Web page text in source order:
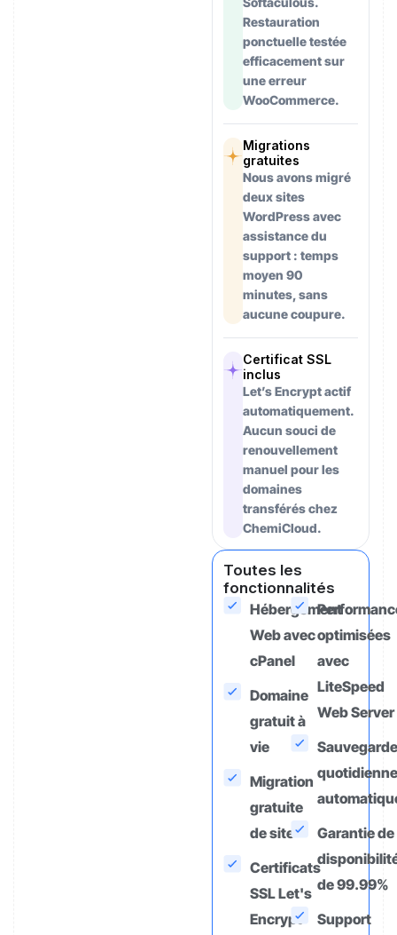
Restauration
ponctuelle testée
efficacement sur
une erreur
WooCommerce.
Migrations
gratuites
Nous avons migré
deux sites
WordPress avec
assistance du
support : temps
moyen 90
minutes, sans
aucune coupure.
Certificat SSL
inclus
Let’s Encrypt actif
automatiquement.
Aucun souci de
renouvellement
manuel pour les
domaines
transférés chez
ChemiCloud.
Toutes les
fonctionnalités
Hébergement
Web avec
cPanel
Domaine
gratuit à
vie
Migration
gratuite
de site
Certificats
SSL Let's
Encrypt
optimisées
avec
LiteSpeed
Web Server
Garantie de
de 99.99%
Support